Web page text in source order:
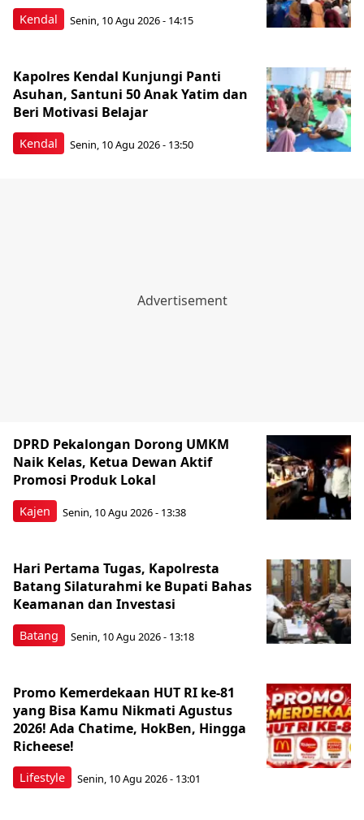
Kendal Senin, 10 Agu 2026 - 14:15
Kendal
Kapolres Kendal Kunjungi Panti
Asuhan, Santuni 50 Anak Yatim dan
Beri Motivasi Belajar
Senin, 10 Agu 2026 - 13:50
Kajen
DPRD Pekalongan Dorong UMKM
Naik Kelas, Ketua Dewan Aktif
Promosi Produk Lokal
Senin, 10 Agu 2026 - 13:38
Batang
Hari Pertama Tugas, Kapolresta
Batang Silaturahmi ke Bupati Bahas
Keamanan dan Investasi
Senin, 10 Agu 2026 - 13:18
Lifestyle
Promo Kemerdekaan HUT RI ke-81
yang Bisa Kamu Nikmati Agustus
2026! Ada Chatime, HokBen, Hingga
Richeese!
Senin, 10 Agu 2026 - 13:01